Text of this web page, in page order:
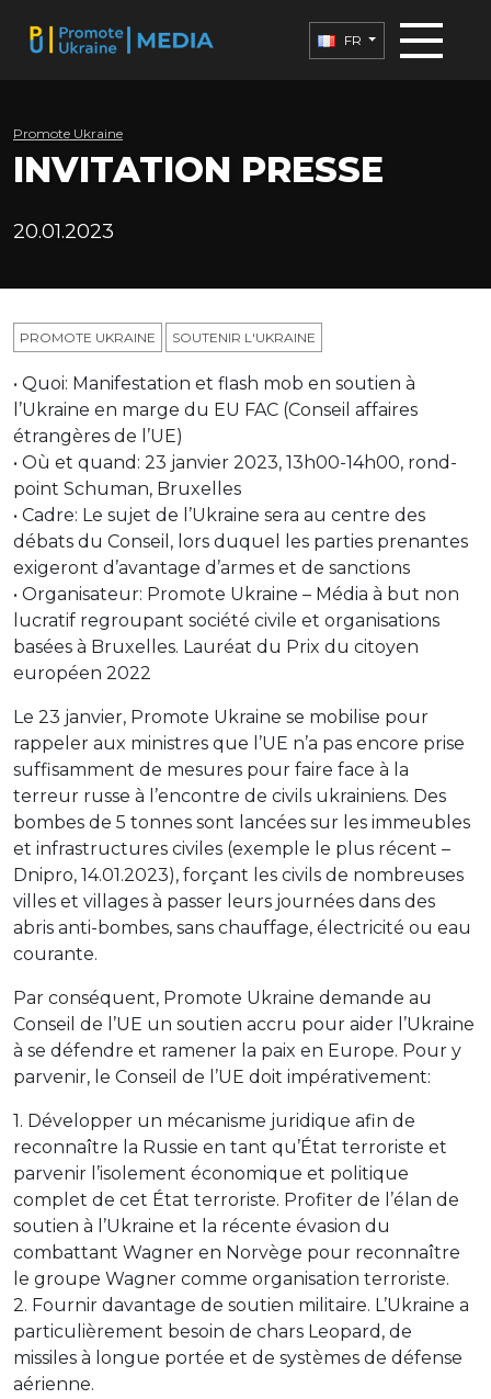
FR
Promote Ukraine
INVITATION PRESSE
20.01.2023
PROMOTE UKRAINE SOUTENIR L'UKRAINE
• Quoi: Manifestation et flash mob en soutien à
l’Ukraine en marge du EU FAC (Conseil affaires
étrangères de l’UE)
• Où et quand: 23 janvier 2023, 13h00-14h00, rond-
point Schuman, Bruxelles
• Cadre: Le sujet de l’Ukraine sera au centre des
débats du Conseil, lors duquel les parties prenantes
exigeront d’avantage d’armes et de sanctions
• Organisateur: Promote Ukraine – Média à but non
lucratif regroupant société civile et organisations
basées à Bruxelles. Lauréat du Prix du citoyen
européen 2022
Le 23 janvier, Promote Ukraine se mobilise pour
rappeler aux ministres que l’UE n’a pas encore prise
suffisamment de mesures pour faire face à la
terreur russe à l’encontre de civils ukrainiens. Des
bombes de 5 tonnes sont lancées sur les immeubles
et infrastructures civiles (exemple le plus récent –
Dnipro, 14.01.2023), forçant les civils de nombreuses
villes et villages à passer leurs journées dans des
abris anti-bombes, sans chauffage, électricité ou eau
courante.
Par conséquent, Promote Ukraine demande au
Conseil de l’UE un soutien accru pour aider l’Ukraine
à se défendre et ramener la paix en Europe. Pour y
parvenir, le Conseil de l’UE doit impérativement:
1. Développer un mécanisme juridique afin de
reconnaître la Russie en tant qu’État terroriste et
parvenir l’isolement économique et politique
complet de cet État terroriste. Profiter de l’élan de
soutien à l’Ukraine et la récente évasion du
combattant Wagner en Norvège pour reconnaître
le groupe Wagner comme organisation terroriste.
2. Fournir davantage de soutien militaire. L’Ukraine a
particulièrement besoin de chars Leopard, de
missiles à longue portée et de systèmes de défense
aérienne.